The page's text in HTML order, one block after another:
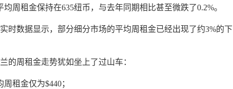
周租金保持在635纽币，与去年同期相比甚至微跌了0.2%。
实时数据显示，部分细分市场的平均周租金已经出现了约3%的下
的周租金走势犹如坐上了过山车：
租金仅为$440；